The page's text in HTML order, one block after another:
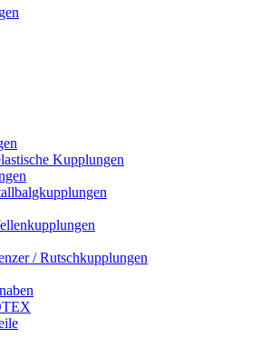
Kupplungen
/ Rutschkupplungen